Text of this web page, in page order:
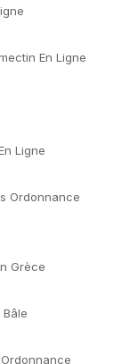
En Ligne
Ligne
Ordonnance
Grèce